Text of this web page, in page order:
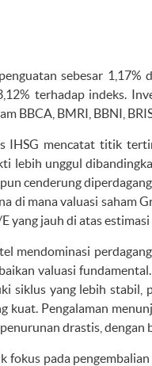
sebesar
terhadap indeks.
BBCA, BMRI, BBNI,
IHSG mencatat titik
lebih unggul
cenderung
di mana valuasi saham
yang jauh di atas
mendominasi
valuasi
siklus yang lebih
kuat. Pengalaman
drastis, dengan
fokus pada